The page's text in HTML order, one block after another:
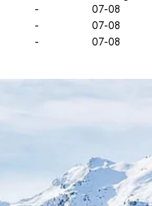
-
07-08
-
07-08
- 07-08